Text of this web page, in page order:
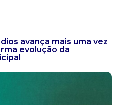
avança mais uma vez
evolução da